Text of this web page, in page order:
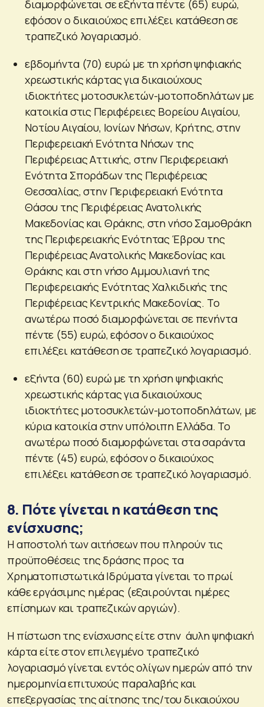
διαμορφώνεται σε εξήντα πέντε (65) ευρώ,
εφόσον ο δικαιούχος επιλέξει κατάθεση σε
τραπεζικό λογαριασμό.
εβδομήντα (70) ευρώ με τη χρήση ψηφιακής
χρεωστικής κάρτας για δικαιούχους
ιδιοκτήτες μοτοσυκλετών-μοτοποδηλάτων με
κατοικία στις Περιφέρειες Βορείου Αιγαίου,
Νοτίου Αιγαίου, Ιονίων Νήσων, Κρήτης, στην
Περιφερειακή Ενότητα Νήσων της
Περιφέρειας Αττικής, στην Περιφερειακή
Ενότητα Σποράδων της Περιφέρειας
Θεσσαλίας, στην Περιφερειακή Ενότητα
Θάσου της Περιφέρειας Ανατολικής
Μακεδονίας και Θράκης, στη νήσο Σαμοθράκη
της Περιφερειακής Ενότητας Έβρου της
Περιφέρειας Ανατολικής Μακεδονίας και
Θράκης και στη νήσο Αμμουλιανή της
Περιφερειακής Ενότητας Χαλκιδικής της
Περιφέρειας Κεντρικής Μακεδονίας. Το
ανωτέρω ποσό διαμορφώνεται σε πενήντα
πέντε (55) ευρώ, εφόσον ο δικαιούχος
επιλέξει κατάθεση σε τραπεζικό λογαριασμό.
εξήντα (60) ευρώ με τη χρήση ψηφιακής
χρεωστικής κάρτας για δικαιούχους
ιδιοκτήτες μοτοσυκλετών-μοτοποδηλάτων, με
κύρια κατοικία στην υπόλοιπη Ελλάδα. Το
ανωτέρω ποσό διαμορφώνεται στα σαράντα
πέντε (45) ευρώ, εφόσον ο δικαιούχος
επιλέξει κατάθεση σε τραπεζικό λογαριασμό.
8. Πότε γίνεται η κατάθεση της
ενίσχυσης;
Η αποστολή των αιτήσεων που πληρούν τις
προϋποθέσεις της δράσης προς τα
Χρηματοπιστωτικά Ιδρύματα γίνεται το πρωί
κάθε εργάσιμης ημέρας (εξαιρούνται ημέρες
επίσημων και τραπεζικών αργιών).
Η πίστωση της ενίσχυσης είτε στην άυλη ψηφιακή
κάρτα είτε στον επιλεγμένο τραπεζικό
λογαριασμό γίνεται εντός ολίγων ημερών από την
ημερομηνία επιτυχούς παραλαβής και
επεξεργασίας της αίτησης της/του δικαιούχου